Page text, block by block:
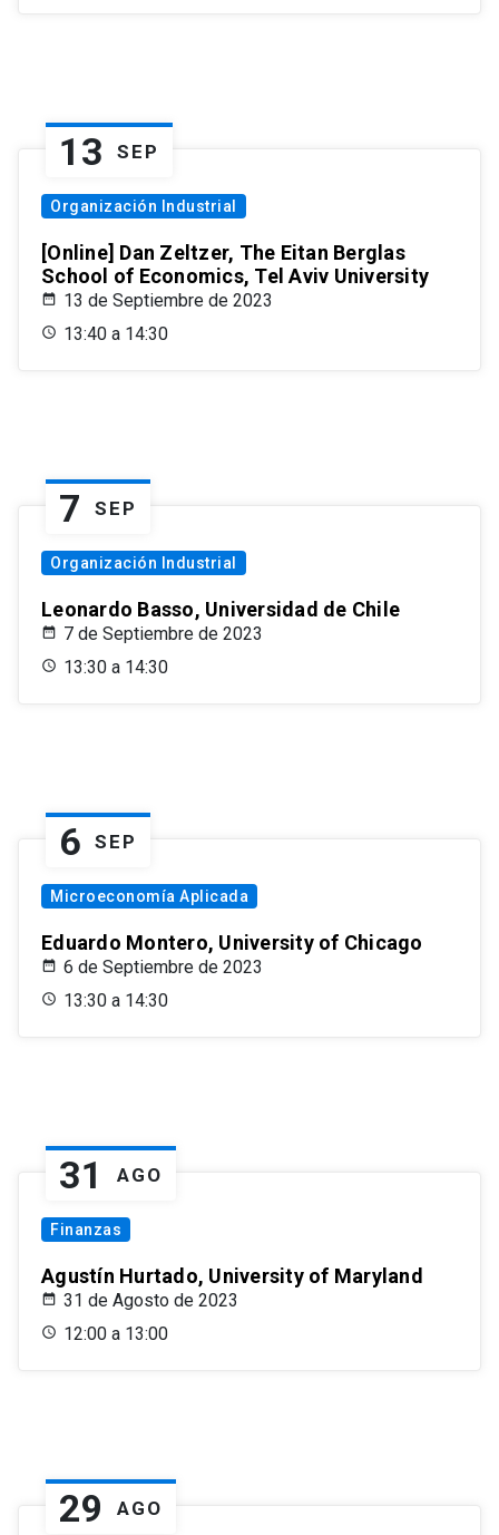
13 SEP
Organización Industrial
[Online] Dan Zeltzer, The Eitan Berglas
School of Economics, Tel Aviv University
13 de Septiembre de 2023
13:40 a 14:30
7 SEP
Organización Industrial
Leonardo Basso, Universidad de Chile
7 de Septiembre de 2023
13:30 a 14:30
6 SEP
Microeconomía Aplicada
Eduardo Montero, University of Chicago
6 de Septiembre de 2023
13:30 a 14:30
31 AGO
Finanzas
Agustín Hurtado, University of Maryland
31 de Agosto de 2023
12:00 a 13:00
29 AGO